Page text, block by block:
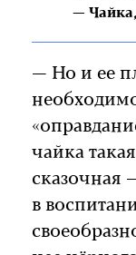
—
— Но и ее
чайка
сказочная
в